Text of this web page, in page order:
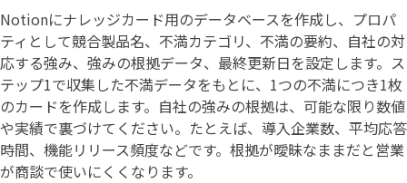
Notionにナレッジカード用のデータベースを作成し、プロパ
ティとして競合製品名、不満カテゴリ、不満の要約、自社の対
応する強み、強みの根拠データ、最終更新日を設定します。ス
テップ1で収集した不満データをもとに、1つの不満につき1枚
のカードを作成します。自社の強みの根拠は、可能な限り数値
や実績で裏づけてください。たとえば、導入企業数、平均応答
時間、機能リリース頻度などです。根拠が曖昧なままだと営業
が商談で使いにくくなります。